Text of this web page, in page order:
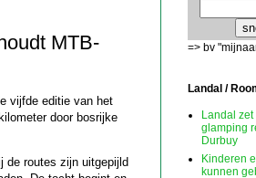
MTB-
vijfde editie van het
door bosrijke
de routes zijn uitgepijld
=> bv
Landal /
Landal
glamping
Durbuy
Kinderen
kunnen